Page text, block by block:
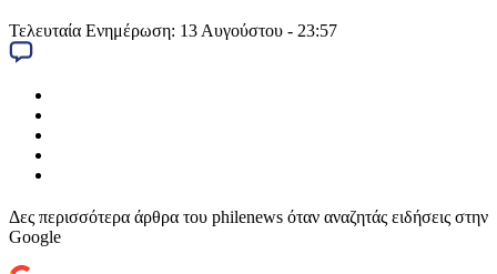
Τελευταία Ενημέρωση: 13 Αυγούστου - 23:57
Δες περισσότερα άρθρα του philenews όταν αναζητάς ειδήσεις στην
Google